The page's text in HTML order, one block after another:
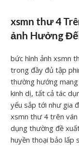
xsmn thư 4
ảnh Hưởng
bức hình ảnh xsmn
trong đầy đủ tập
thường hướng mang
kinh dị, tất cả tác
yếu sắp tới như gia
xsmn thư 4 trên ván
dụng thường đề
huyền thoại bảo lấp